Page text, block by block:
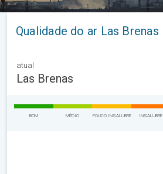
Qualidade do ar Las Brenas
atual
Las Brenas
BOM MÉDIO POUCO INSALUBRE INSALUBRE